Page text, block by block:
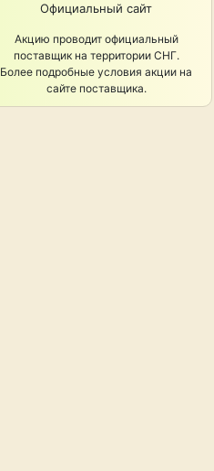
Официальный сайт
Акцию проводит официальный
поставщик на территории СНГ.
Более подробные условия акции на
сайте поставщика.